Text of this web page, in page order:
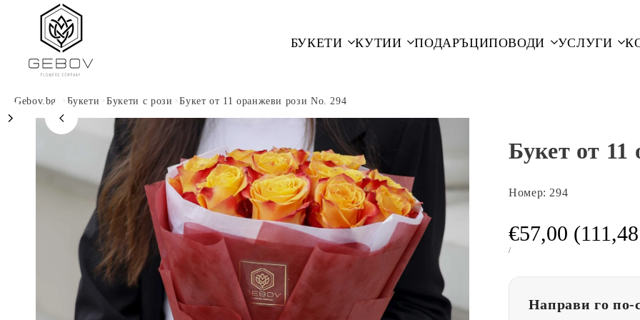
БУКЕТИ КУТИИ ПОДАРЪЦИПОВОДИ УСЛУГИ
Gebov.bg Букети Букети с рози Букет от 11 оранжеви рози No. 294
Букет от 11
Номер: 294
цена
€57,00
ЕДИНИЧНА
/ЗА
Направи го по-
съдържанието